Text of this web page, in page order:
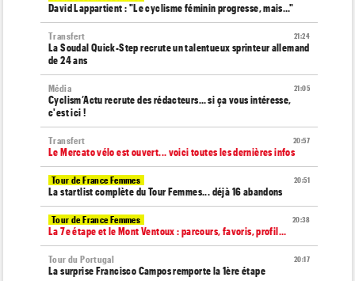
David Lappartient : "Le cyclisme féminin progresse, mais…"
21:24
Transfert
La Soudal Quick-Step recrute un talentueux sprinteur allemand
de 24 ans
21:05
Média
Cyclism’Actu recrute des rédacteurs… si ça vous intéresse,
c'est ici !
20:57
Transfert
Le Mercato vélo est ouvert... voici toutes les dernières infos
20:51
Tour de France Femmes
La startlist complète du Tour Femmes... déjà 16 abandons
20:38
Tour de France Femmes
La 7e étape et le Mont Ventoux : parcours, favoris, profil…
20:17
Tour du Portugal
La surprise Francisco Campos remporte la 1ère étape